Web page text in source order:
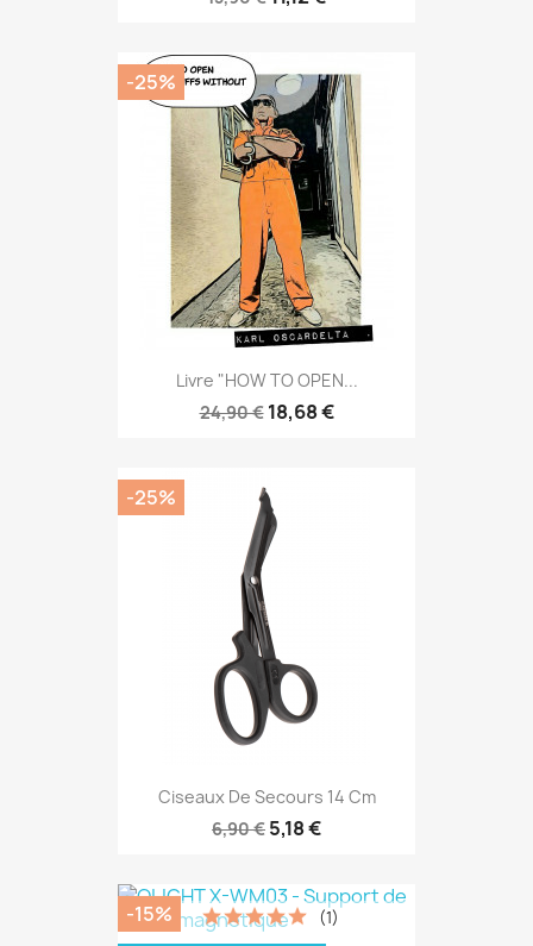
Livre "HOW TO OPEN...
24,90 € 18,68 €
-25%
Ciseaux De Secours 14 Cm
6,90 € 5,18 €
-25%
(1)
-15%